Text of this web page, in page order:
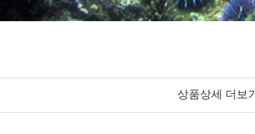
상품상세 더보기